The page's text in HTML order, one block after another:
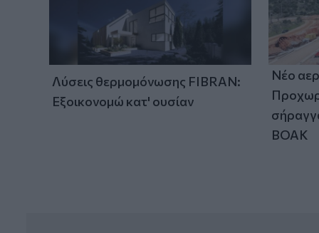
Λύσεις θερμομόνωσης FIBRAN:
Εξοικονομώ κατ' ουσίαν
Νέο
ΒΟΑΚ